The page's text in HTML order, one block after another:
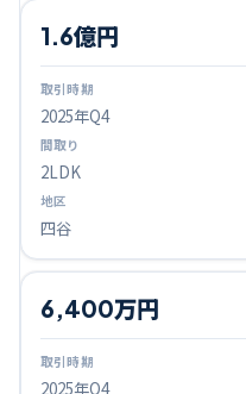
2025年Q4
1.6億円
2LDK
四谷
2025年Q4
6,400万円